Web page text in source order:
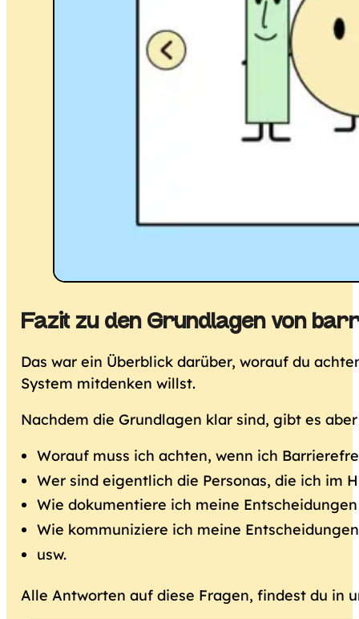
Fazit zu den Grundlagen von
Das war ein Überblick darüber, worauf du
System mitdenken willst.
Nachdem die Grundlagen klar sind, gibt es
Worauf muss ich achten, wenn ich
Wer sind eigentlich die Personas, die ich im
Wie dokumentiere ich meine
Wie kommuniziere ich meine
usw.
Alle Antworten auf diese Fragen, findest du in